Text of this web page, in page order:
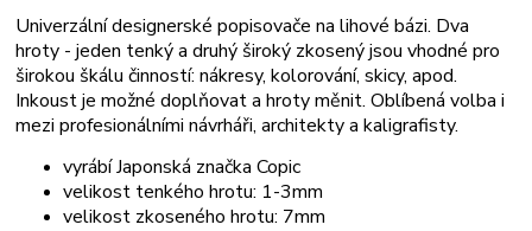
Univerzální designerské popisovače na lihové bázi. Dva
hroty - jeden tenký a druhý široký zkosený jsou vhodné pro
širokou škálu činností: nákresy, kolorování, skicy, apod.
Inkoust je možné doplňovat a hroty měnit. Oblíbená volba i
mezi profesionálními návrháři, architekty a kaligrafisty.
vyrábí Japonská značka Copic
velikost tenkého hrotu: 1-3mm
velikost zkoseného hrotu: 7mm